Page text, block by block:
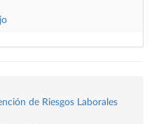
de Riesgos Laborales